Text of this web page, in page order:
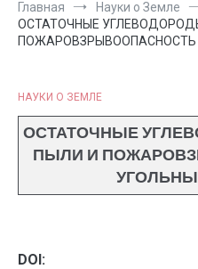
Главная
Науки о Земле
ОСТАТОЧНЫЕ
НАУКИ О ЗЕМЛЕ
ОСТАТОЧНЫЕ
ПЫЛИ И
DOI: